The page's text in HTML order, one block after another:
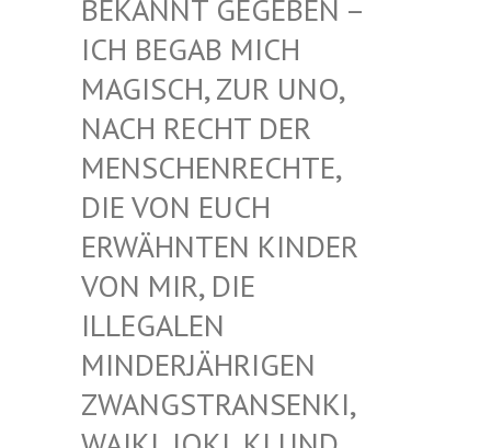
EKANNT GEGEBEN – I
CH BEGAB MICH M
AGISCH, ZUR UNO, N
ACH RECHT DER M
ENSCHENRECHTE, D
IE VON EUCH E
RWÄHNTEN KINDER V
ON MIR, DIE I
LLEGALEN M
INDERJÄHRIGEN Z
WANGSTRANSENKI, W